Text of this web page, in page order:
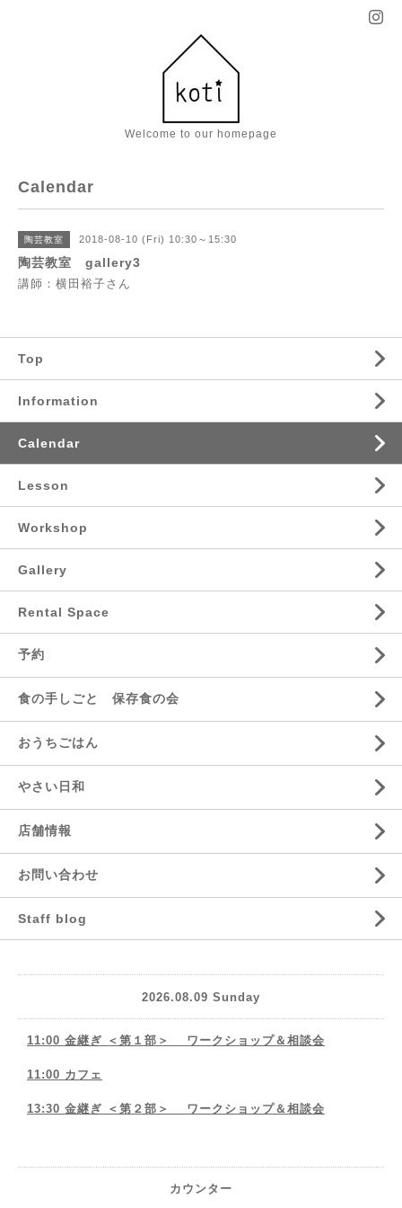
Welcome to our homepage
Calendar
陶芸教室 2018-08-10 (Fri) 10:30～15:30
陶芸教室 gallery3
講師：横田裕子さん
Top
Information
Calendar
Lesson
Workshop
Gallery
Rental Space
予約
食の手しごと 保存食の会
おうちごはん
やさい日和
店舗情報
お問い合わせ
Staff blog
2026.08.09 Sunday
11:00 金継ぎ ＜第１部＞ ワークショップ＆相談会
11:00 カフェ
13:30 金継ぎ ＜第２部＞ ワークショップ＆相談会
カウンター